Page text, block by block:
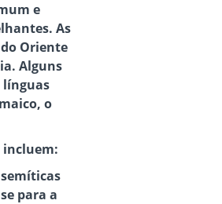
e
As
Oriente
Alguns
línguas
o
incluem:
para a